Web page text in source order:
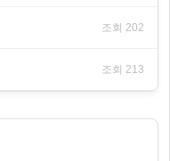
조회 202
조회 213